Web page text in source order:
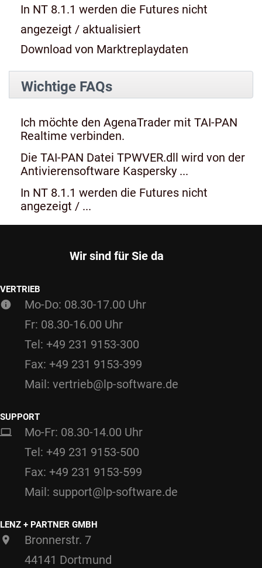
In NT 8.1.1 werden die Futures nicht
angezeigt / aktualisiert
Download von Marktreplaydaten
Wichtige FAQs
Ich möchte den AgenaTrader mit TAI-PAN
Realtime verbinden.
Die TAI-PAN Datei TPWVER.dll wird von der
Antivierensoftware Kaspersky ...
In NT 8.1.1 werden die Futures nicht
angezeigt / ...
Wir sind für Sie da
VERTRIEB
Mo-Do: 08.30-17.00 Uhr
Fr: 08.30-16.00 Uhr
Tel: +49 231 9153-300
Fax: +49 231 9153-399
Mail: vertrieb@lp-software.de
SUPPORT
Mo-Fr: 08.30-14.00 Uhr
Tel: +49 231 9153-500
Fax: +49 231 9153-599
Mail: support@lp-software.de
LENZ + PARTNER GMBH
Bronnerstr. 7
44141 Dortmund